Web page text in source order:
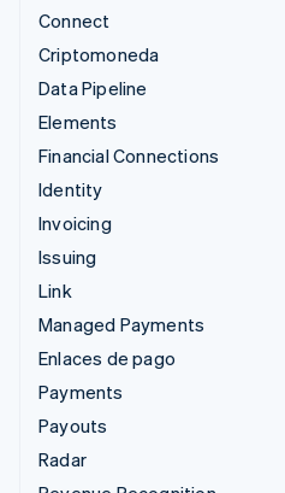
Connect
Criptomoneda
Data Pipeline
Elements
Financial Connections
Identity
Invoicing
Issuing
Link
Managed Payments
Enlaces de pago
Payments
Payouts
Radar